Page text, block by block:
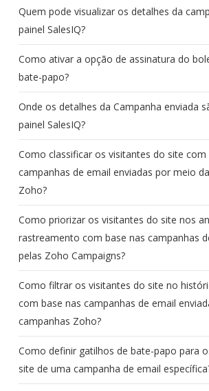
Quem pode visualizar os detalhes da
painel SalesIQ?
Como ativar a opção de assinatura do
bate-papo?
Onde os detalhes da Campanha enviada
painel SalesIQ?
Como classificar os visitantes do site com
campanhas de email enviadas por meio
Zoho?
Como priorizar os visitantes do site nos
rastreamento com base nas campanhas
pelas Zoho Campaigns?
Como filtrar os visitantes do site no
com base nas campanhas de email
campanhas Zoho?
Como definir gatilhos de bate-papo para
site de uma campanha de email